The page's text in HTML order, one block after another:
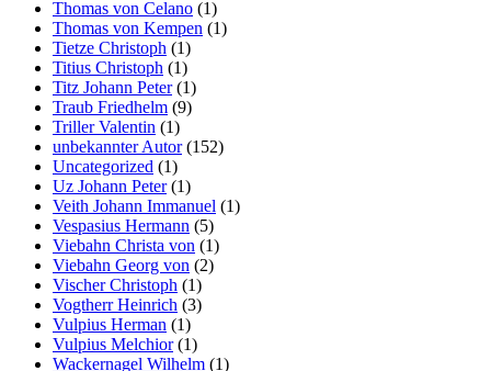
Thomas von Celano (1)
Thomas von Kempen (1)
Tietze Christoph (1)
Titius Christoph (1)
Titz Johann Peter(1)
Traub Friedhelm (9)
Triller Valentin (1)
unbekannter Autor(152)
Uncategorized (1)
Uz Johann Peter(1)
Veith Johann Immanuel (1)
Vespasius Hermann (5)
Viebahn Christa von (1)
Viebahn Georg von (2)
Vischer Christoph (1)
Vogtherr Heinrich (3)
Vulpius Herman (1)
Vulpius Melchior(1)
Wackernagel Wilhelm (1)